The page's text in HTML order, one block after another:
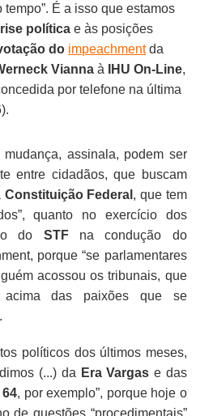
É a isso que estamos
política e às posições
do impeachmentda
Vianna à IHU On-Line,
por telefone na última
assinala, podem ser
entre cidadãos, que buscam
Constituição Federal , que tem
quanto no exercício dos
do STFna condução do
porque “se parlamentares
acossou os tribunais, que
acima das paixões que se
políticos dos últimos meses,
(...) da Era Vargas e das
64, por exemplo”, porque hoje o
de questões “procedimentais”